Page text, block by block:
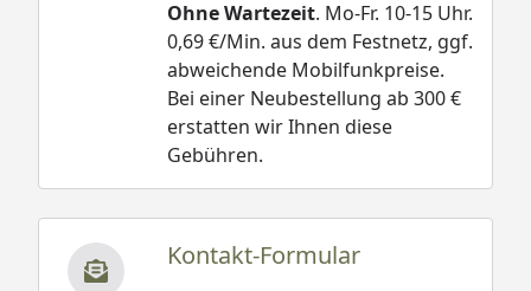
Ohne Wartezeit. Mo-Fr. 10-15 Uhr.
0,69 €/Min. aus dem Festnetz, ggf.
abweichende Mobilfunkpreise.
Bei einer Neubestellung ab 300 €
erstatten wir Ihnen diese
Gebühren.
Kontakt-Formular